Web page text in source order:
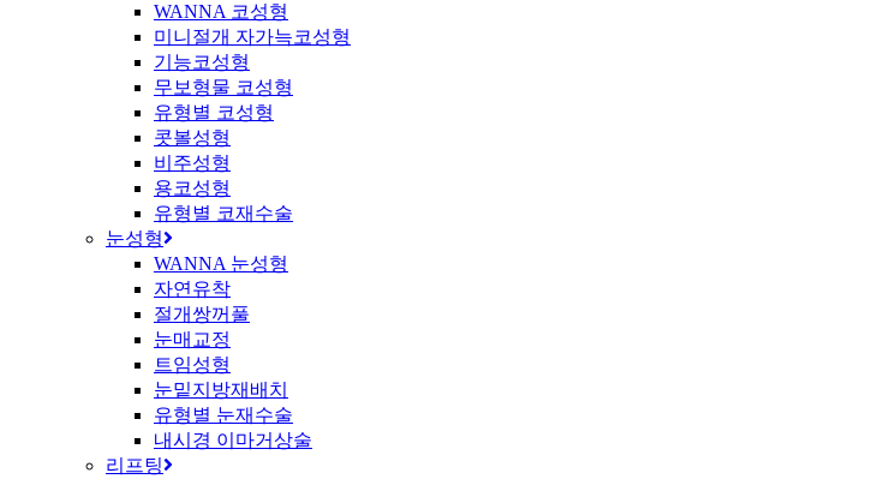
WANNA 코성형
미니절개 자가늑코성형
기능코성형
무보형물 코성형
유형별 코성형
콧볼성형
비주성형
용코성형
유형별 코재수술
눈성형
WANNA 눈성형
자연유착
절개쌍꺼풀
눈매교정
트임성형
눈밑지방재배치
유형별 눈재수술
내시경 이마거상술
리프팅